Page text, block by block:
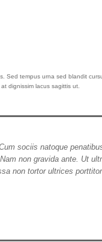
Sed tempus urna sed blandit
dignissim lacus sagittis ut.
sociis natoque
non gravida ante. Ut
non tortor ultrices